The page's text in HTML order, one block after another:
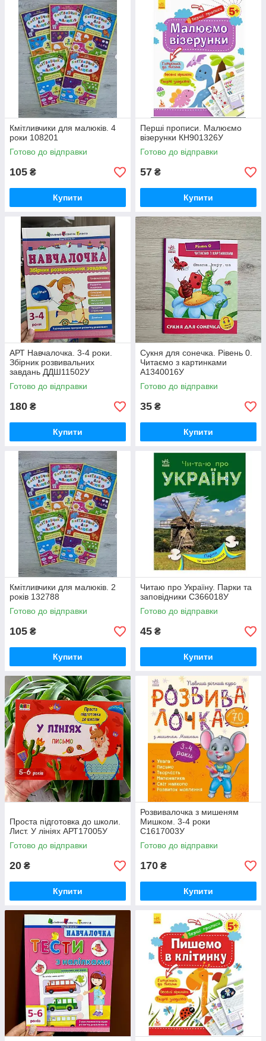
Кмітливчики для малюків. 4
роки 108201
Готово до відправки
105 ₴
Купити
Перші прописи. Малюємо
візерунки КН901326У
Готово до відправки
57 ₴
Купити
АРТ Навчалочка. 3-4 роки.
Збірник розвивальних
завдань ДДШ11502У
Готово до відправки
180 ₴
Купити
Сукня для сонечка. Рівень 0.
Читаємо з картинками
А1340016У
Готово до відправки
35 ₴
Купити
Кмітливчики для малюків. 2
років 132788
Готово до відправки
105 ₴
Купити
Читаю про Україну. Парки та
заповідники С366018У
Готово до відправки
45 ₴
Купити
Проста підготовка до школи.
Лист. У лініях АРТ17005У
Готово до відправки
20 ₴
Купити
Розвивалочка з мишеням
Мишком. 3-4 роки
С1617003У
Готово до відправки
170 ₴
Купити